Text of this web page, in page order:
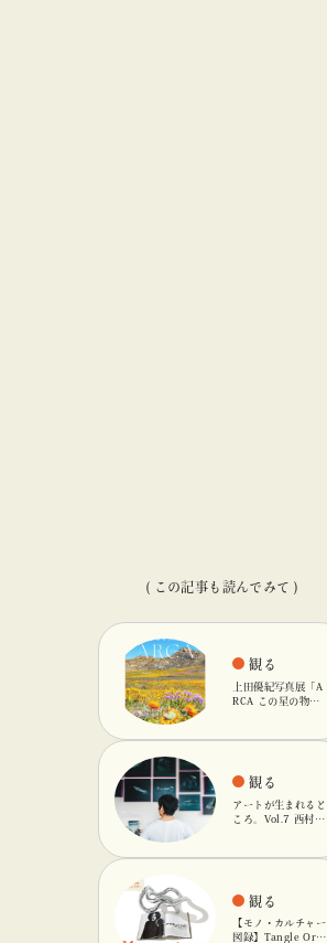
( この記事も読んでみて )
観る
上田優紀写真展「A
RCA この星の物
輪」で開催
観る
アートが生まれると
ころ。Vol.7 西村友
観る
【モノ・カルチャー
図録】Tangle Orig